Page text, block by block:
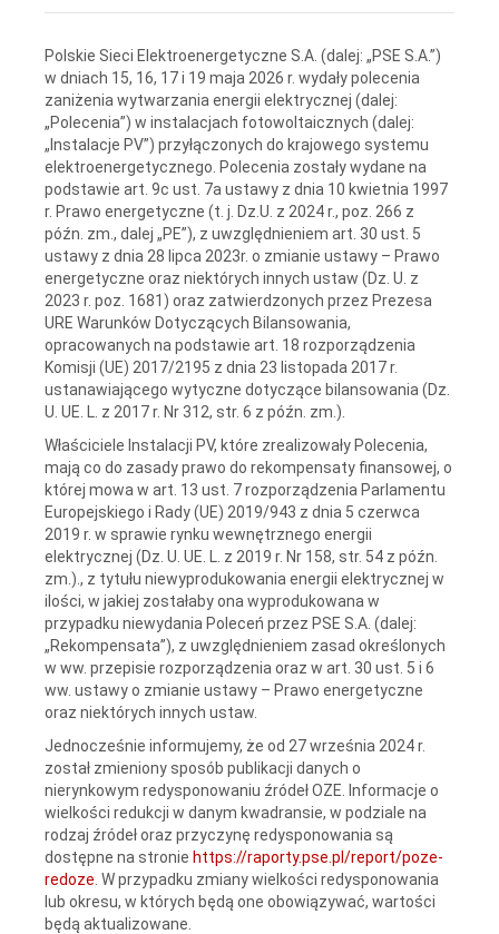
Polskie Sieci Elektroenergetyczne S.A. (dalej: „PSE S.A.”)
w dniach 15, 16, 17 i 19 maja 2026 r. wydały polecenia
zaniżenia wytwarzania energii elektrycznej (dalej:
„Polecenia”) w instalacjach fotowoltaicznych (dalej:
„Instalacje PV”) przyłączonych do krajowego systemu
elektroenergetycznego. Polecenia zostały wydane na
podstawie art. 9c ust. 7a ustawy z dnia 10 kwietnia 1997
r. Prawo energetyczne (t. j. Dz.U. z 2024 r., poz. 266 z
późn. zm., dalej „PE”), z uwzględnieniem art. 30 ust. 5
ustawy z dnia 28 lipca 2023r. o zmianie ustawy – Prawo
energetyczne oraz niektórych innych ustaw (Dz. U. z
2023 r. poz. 1681) oraz zatwierdzonych przez Prezesa
URE Warunków Dotyczących Bilansowania,
opracowanych na podstawie art. 18 rozporządzenia
Komisji (UE) 2017/2195 z dnia 23 listopada 2017 r.
ustanawiającego wytyczne dotyczące bilansowania (Dz.
U. UE. L. z 2017 r. Nr 312, str. 6 z późn. zm.).
Właściciele Instalacji PV, które zrealizowały Polecenia,
mają co do zasady prawo do rekompensaty finansowej, o
której mowa w art. 13 ust. 7 rozporządzenia Parlamentu
Europejskiego i Rady (UE) 2019/943 z dnia 5 czerwca
2019 r. w sprawie rynku wewnętrznego energii
elektrycznej (Dz. U. UE. L. z 2019 r. Nr 158, str. 54 z późn.
zm.)., z tytułu niewyprodukowania energii elektrycznej w
ilości, w jakiej zostałaby ona wyprodukowana w
przypadku niewydania Poleceń przez PSE S.A. (dalej:
„Rekompensata”), z uwzględnieniem zasad określonych
w ww. przepisie rozporządzenia oraz w art. 30 ust. 5 i 6
ww. ustawy o zmianie ustawy – Prawo energetyczne
oraz niektórych innych ustaw.
Jednocześnie informujemy, że od 27 września 2024 r.
został zmieniony sposób publikacji danych o
nierynkowym redysponowaniu źródeł OZE. Informacje o
wielkości redukcji w danym kwadransie, w podziale na
rodzaj źródeł oraz przyczynę redysponowania są
dostępne na stronie https://raporty.pse.pl/report/poze-
redoze . W przypadku zmiany wielkości redysponowania
lub okresu, w których będą one obowiązywać, wartości
będą aktualizowane.